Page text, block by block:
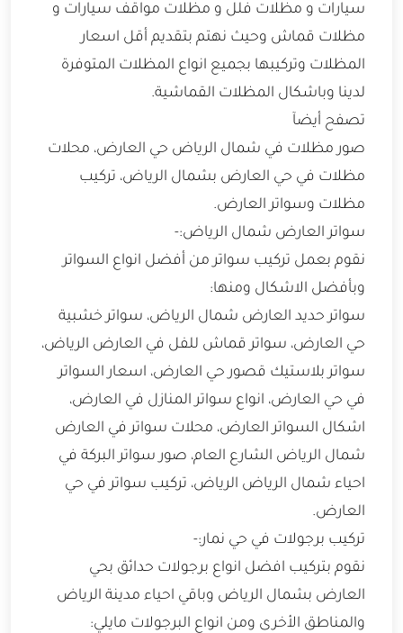
سيارات و مظلات فلل و مظلات مواقف سيارات و
مظلات قماش وحيث نهتم بتقديم أقل اسعار
المظلات وتركيبها بجميع انواع المظلات المتوفرة
لدينا وباشكال المظلات القماشية.
تصفح أيضآ
صور مظلات في شمال الرياض حي العارض، محلات
مظلات في حي العارض بشمال الرياض، تركيب
مظلات وسواتر العارض.
سواتر العارض شمال الرياض:-
نقوم بعمل تركيب سواتر من أفضل انواع السواتر
وبأفضل الاشكال ومنها:
سواتر حديد العارض شمال الرياض، سواتر خشبية
حي العارض، سواتر قماش للفل في العارض الرياض،
سواتر بلاستيك قصور حي العارض، اسعار السواتر
في حي العارض، انواع سواتر المنازل في العارض،
اشكال السواتر العارض، محلات سواتر في العارض
شمال الرياض الشارع العام، صور سواتر البركة في
احياء شمال الرياض الرياض، تركيب سواتر في حي
العارض.
تركيب برجولات في حي نمار:-
نقوم بتركيب افضل انواع برجولات حدائق بحي
العارض بشمال الرياض وباقي احياء مدينة الرياض
والمناطق الأخرى ومن انواع البرجولات مايلي: